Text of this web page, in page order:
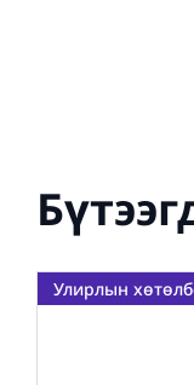
Улирлын